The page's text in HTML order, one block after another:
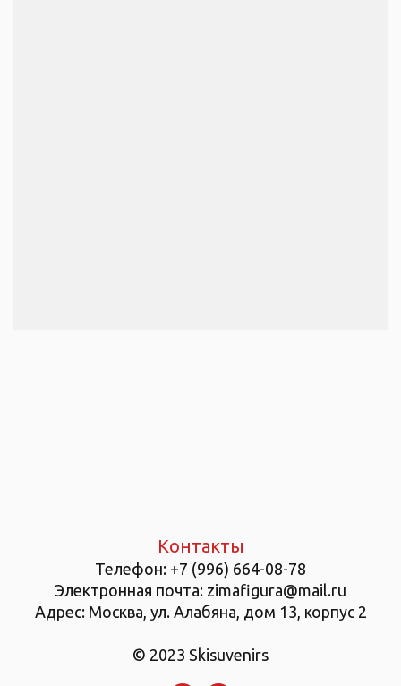
Контакты
Телефон: +7 (996) 664-08-78
Электронная почта: zimafigura@mail.ru
Адрес: Москва, ул. Алабяна, дом 13, корпус 2
© 2023 Skisuvenirs